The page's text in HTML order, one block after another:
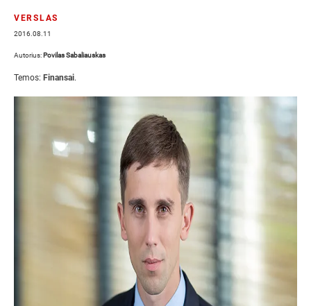
VERSLAS
2016.08.11
Autorius: Povilas Sabaliauskas
Temos: Finansai.